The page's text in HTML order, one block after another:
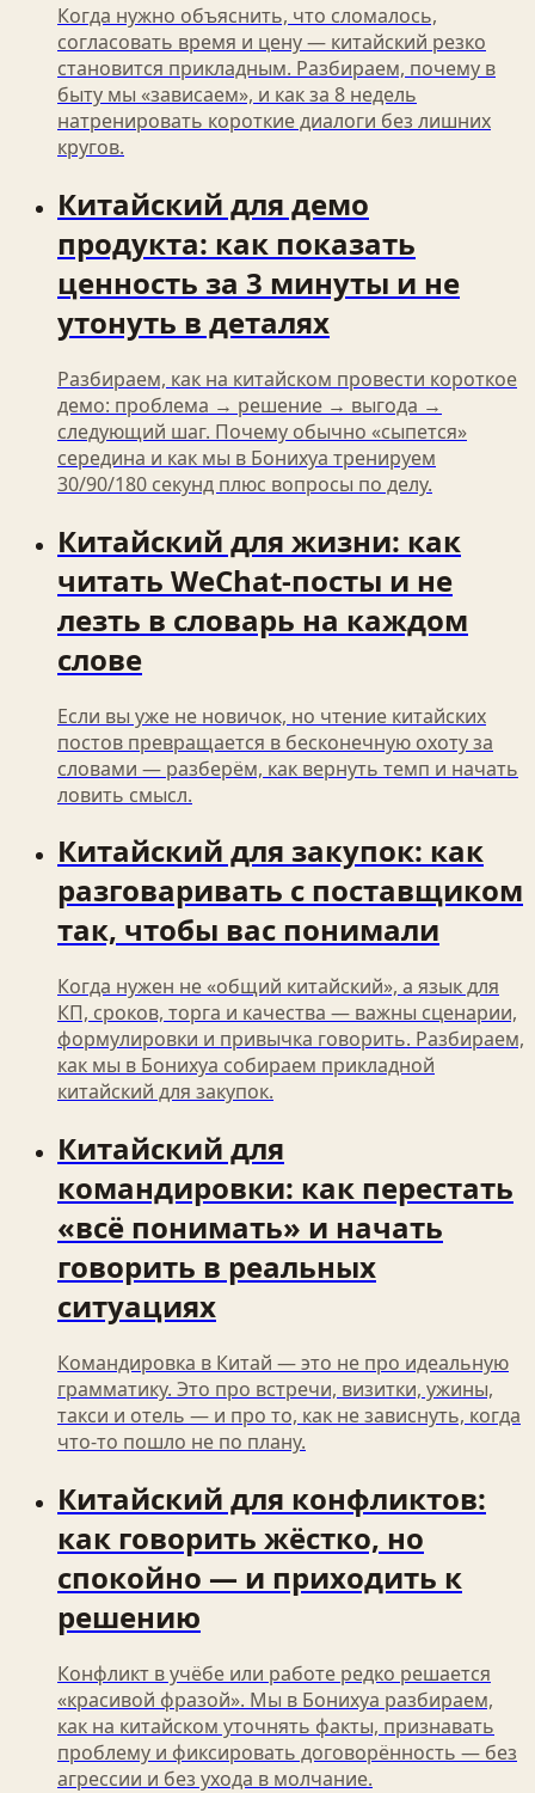
Когда нужно объяснить, что сломалось,
согласовать время и цену — китайский резко
становится прикладным. Разбираем, почему в
быту мы «зависаем», и как за 8 недель
натренировать короткие диалоги без лишних
кругов.
Китайский для демо
продукта: как показать
ценность за 3 минуты и не
утонуть в деталях
Разбираем, как на китайском провести короткое
демо: проблема → решение → выгода →
следующий шаг. Почему обычно «сыпется»
середина и как мы в Бонихуа тренируем
30/90/180 секунд плюс вопросы по делу.
Китайский для жизни: как
читать WeChat-посты и не
лезть в словарь на каждом
слове
Если вы уже не новичок, но чтение китайских
постов превращается в бесконечную охоту за
словами — разберём, как вернуть темп и начать
ловить смысл.
Китайский для закупок: как
разговаривать с поставщиком
так, чтобы вас понимали
Когда нужен не «общий китайский», а язык для
КП, сроков, торга и качества — важны сценарии,
формулировки и привычка говорить. Разбираем,
как мы в Бонихуа собираем прикладной
китайский для закупок.
Китайский для
командировки: как перестать
«всё понимать» и начать
говорить в реальных
ситуациях
Командировка в Китай — это не про идеальную
грамматику. Это про встречи, визитки, ужины,
такси и отель — и про то, как не зависнуть, когда
что-то пошло не по плану.
Китайский для конфликтов:
как говорить жёстко, но
спокойно — и приходить к
решению
Конфликт в учёбе или работе редко решается
«красивой фразой». Мы в Бонихуа разбираем,
как на китайском уточнять факты, признавать
проблему и фиксировать договорённость — без
агрессии и без ухода в молчание.